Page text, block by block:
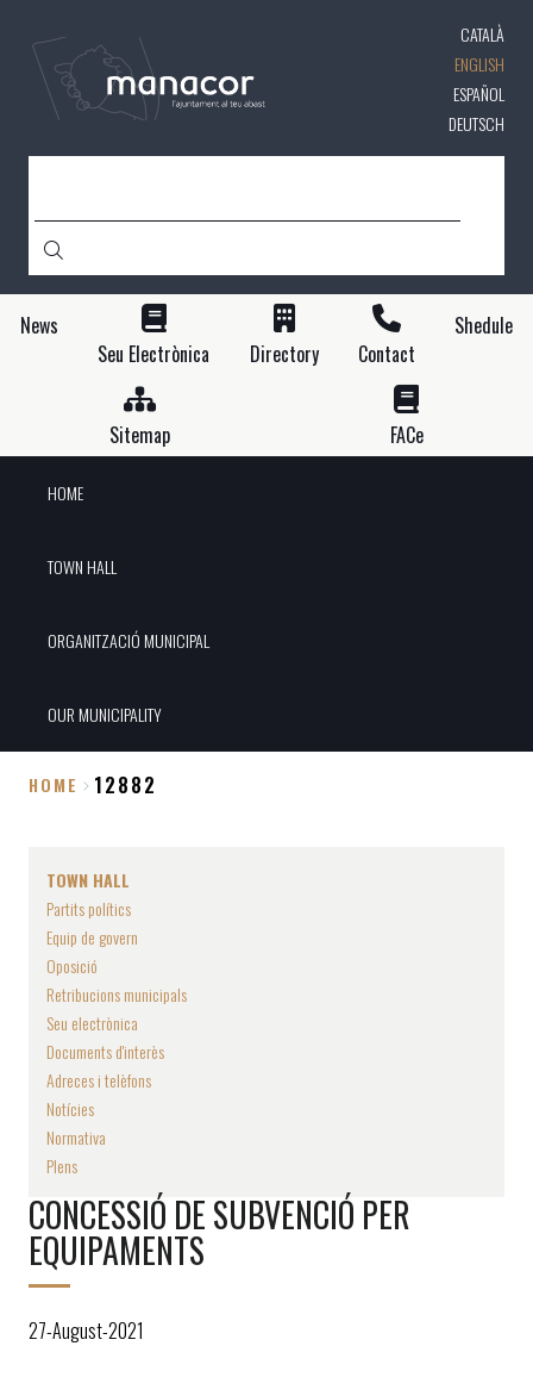
content
CATALÀ
ENGLISH
ESPAÑOL
DEUTSCH
News
Seu Electrònica
Directory Contact
Shedule
Sitemap FACe
HOME
TOWN HALL
ORGANITZACIÓ MUNICIPAL
OUR MUNICIPALITY
HOME 12882
TOWN HALL
Partits polítics
Equip de govern
Oposició
Retribucions municipals
Seu electrònica
Documents d'interès
Adreces i telèfons
Notícies
Normativa
Plens
CONCESSIÓ DE SUBVENCIÓ PER
EQUIPAMENTS
27-August-2021